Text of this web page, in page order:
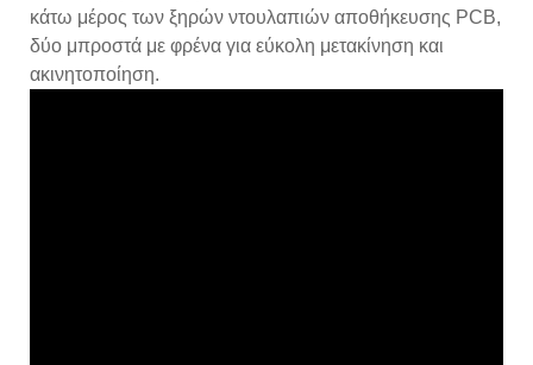
κάτω μέρος των ξηρών ντουλαπιών αποθήκευσης PCB,
δύο μπροστά με φρένα για εύκολη μετακίνηση και
ακινητοποίηση.